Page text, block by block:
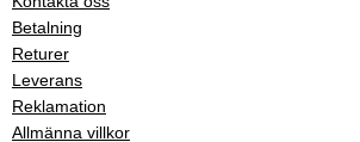
Betalning
Returer
Leverans
Reklamation
Allmänna villkor